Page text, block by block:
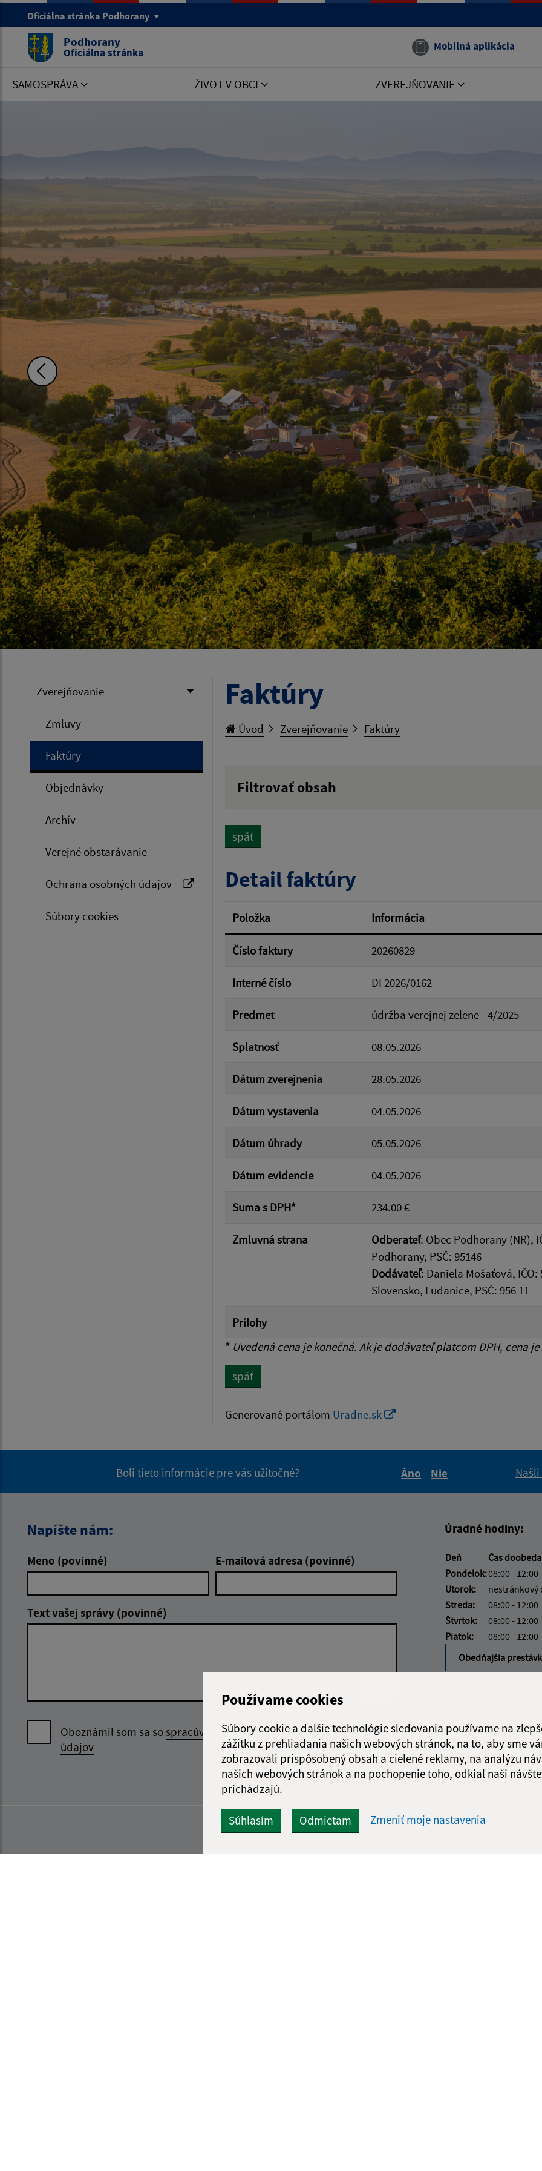
Používame cookies
Súbory cookie a ďalšie technológie sledovania používame na
zážitku z prehliadania našich webových stránok, na to, aby sme
zobrazovali prispôsobený obsah a cielené reklamy, na analýzu
našich webových stránok a na pochopenie toho, odkiaľ naši
prichádzajú.
Súhlasím Odmietam Zmeniť moje nastavenia
Oficiálna stránka Podhorany
Podhorany
Oficiálna stránka Mobilná aplikácia
SAMOSPRÁVA ŽIVOT V OBCI ZVEREJŇOVANIE
Zverejňovanie
Zmluvy
Faktúry
Objednávky
Archív
Verejné obstarávanie
Ochrana osobných údajov
Súbory cookies
Faktúry
Úvod Zverejňovanie Faktúry
Filtrovať obsah
Suma od:
Filtrovať
späť
Detail faktúry
Položka Informácia
Číslo faktury 20260829
Interné číslo DF2026/0162
Predmet údržba verejnej zelene - 4/2025
Splatnosť 08.05.2026
Dátum zverejnenia 28.05.2026
Dátum vystavenia 04.05.2026
Dátum úhrady 05.05.2026
Dátum evidencie 04.05.2026
Suma s DPH* 234.00 €
Zmluvná strana Odberateľ: Obec Podhorany (NR),
Podhorany, PSČ: 95146
Dodávateľ: Daniela Mošaťová, IČO:
Slovensko, Ludanice, PSČ: 956 11
Prílohy
-
* Uvedená cena je konečná. Ak je dodávateľ platcom DPH, cena
späť
Generované portálom Uradne.sk
Boli tieto informácie pre vás užitočné?
Áno
Nie
Napíšte nám:
Meno (povinné) E-mailová adresa (povinné)
Text vašej správy (povinné)
Oboznámil som sa sospracúvaním osobných
údajov
Google reCaptcha Response
Odoslať
správu
Úradné hodiny:
Deň Čas doobeda
Pondelok:08:00 - 12:00
Utorok:
nestránkový
Streda:
08:00 - 12:00
Štvrtok:
08:00 - 12:00
Piatok:
08:00 - 12:00
Obedňajšia